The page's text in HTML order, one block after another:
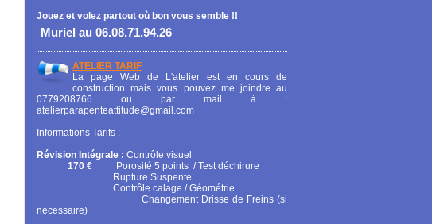
Jouez et volez partout où bon vous semble !!
Muriel au 06.08.71.94.26
ATELIER TARIF
La page Web de L'atelier est en cours de
construction mais vous pouvez me joindre au
0779208766 ou par mail à :
atelierparapenteattitude@gmail.com
Informations Tarifs :
Révision Intégrale : Contrôle visuel
170 € Porosité 5 points / Test déchirure
Rupture Suspente
Contrôle calage / Géométrie
Changement Drisse de Freins (si
necessaire)